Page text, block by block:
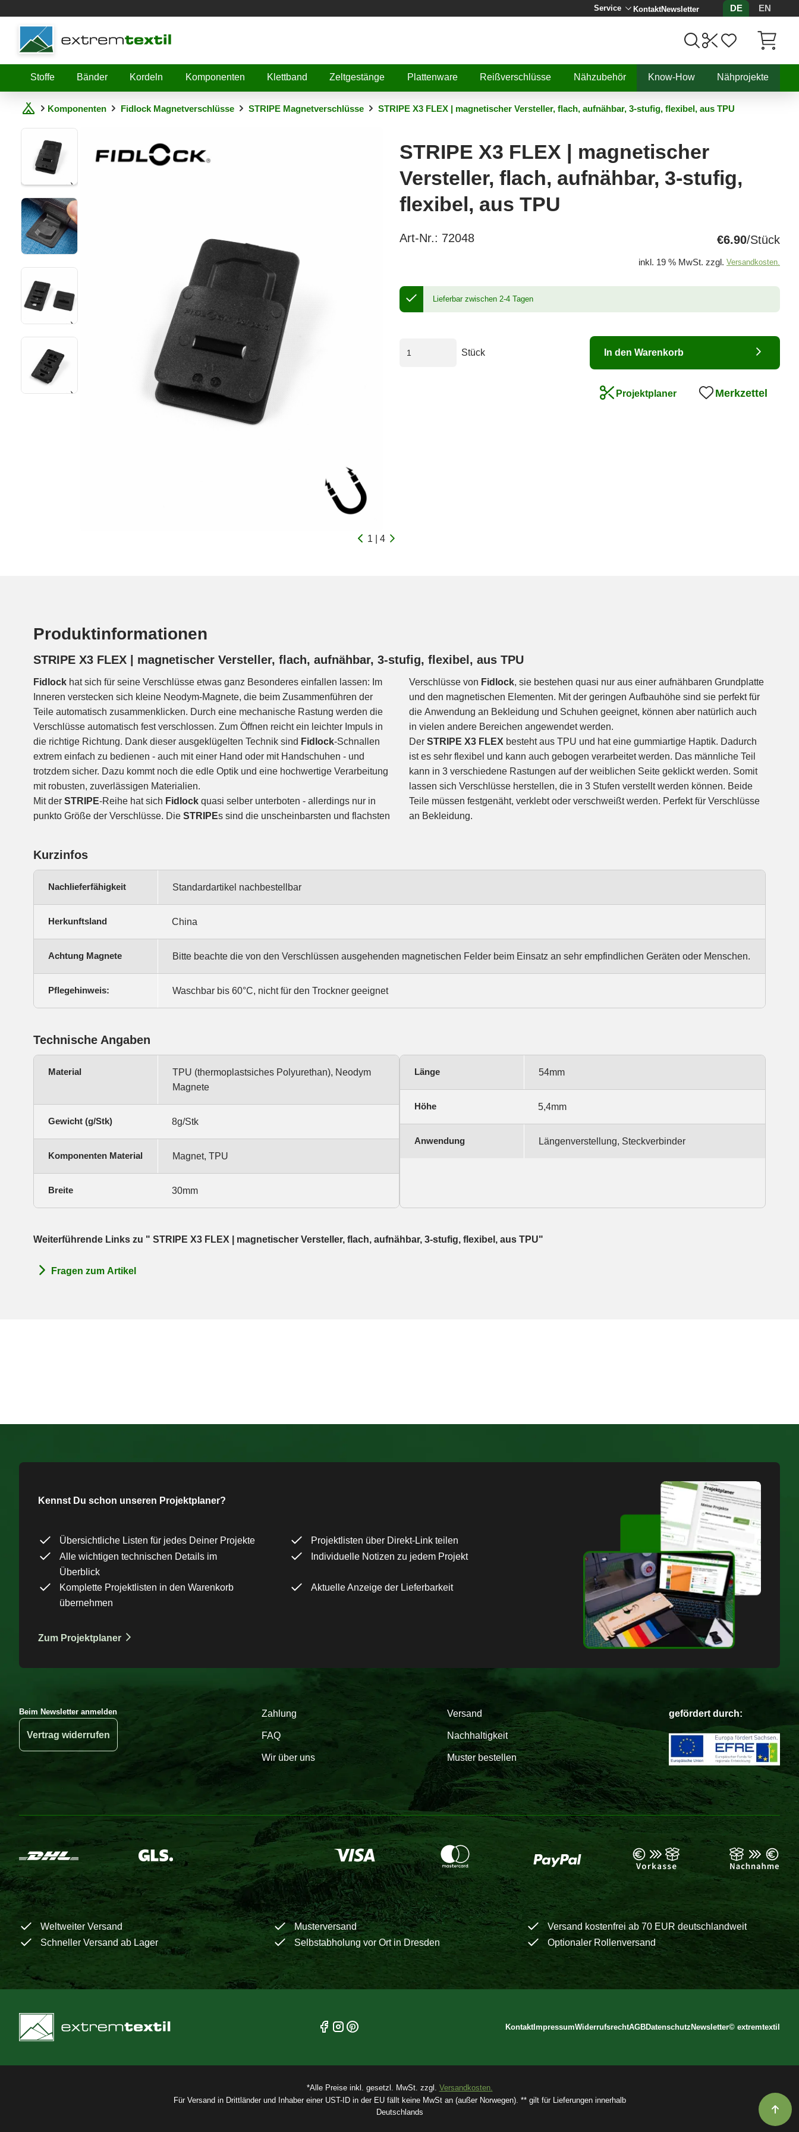
Service KontaktNewsletter DE
EN
Shopware
Stoffe
Bänder Kordeln Komponenten Klettband Zeltgestänge Plattenware Reißverschlüsse Nähzubehör Know-How Nähprojekte
Komponenten Fidlock Magnetverschlüsse STRIPE Magnetverschlüsse STRIPE X3 FLEX | magnetischer Versteller, flach, aufnähbar, 3-stufig, flexibel, aus TPU
1 | 4
STRIPE X3 FLEX | magnetischer
Versteller, flach, aufnähbar, 3-stufig,
flexibel, aus TPU
Art-Nr.: 72048 €6.90/Stück
inkl. 19 % MwSt. zzgl. Versandkosten.
Lieferbar zwischen 2-4 Tagen
Stück In den Warenkorb
Projektplaner Merkzettel
Produktinformationen
STRIPE X3 FLEX | magnetischer Versteller, flach, aufnähbar, 3-stufig, flexibel, aus TPU
Fidlock hat sich für seine Verschlüsse etwas ganz Besonderes einfallen lassen: Im
Inneren verstecken sich kleine Neodym-Magnete, die beim Zusammenführen der
Teile automatisch zusammenklicken. Durch eine mechanische Rastung werden die
Verschlüsse automatisch fest verschlossen. Zum Öffnen reicht ein leichter Impuls in
die richtige Richtung. Dank dieser ausgeklügelten Technik sind Fidlock-Schnallen
extrem einfach zu bedienen - auch mit einer Hand oder mit Handschuhen - und
trotzdem sicher. Dazu kommt noch die edle Optik und eine hochwertige Verarbeitung
mit robusten, zuverlässigen Materialien.
Mit der STRIPE-Reihe hat sich Fidlock quasi selber unterboten - allerdings nur in
punkto Größe der Verschlüsse. Die STRIPEs sind die unscheinbarsten und flachsten
Verschlüsse von Fidlock, sie bestehen quasi nur aus einer aufnähbaren Grundplatte
und den magnetischen Elementen. Mit der geringen Aufbauhöhe sind sie perfekt für
die Anwendung an Bekleidung und Schuhen geeignet, können aber natürlich auch
in vielen andere Bereichen angewendet werden.
Der STRIPE X3 FLEX besteht aus TPU und hat eine gummiartige Haptik. Dadurch
ist es sehr flexibel und kann auch gebogen verarbeitet werden. Das männliche Teil
kann in 3 verschiedene Rastungen auf der weiblichen Seite geklickt werden. Somit
lassen sich Verschlüsse herstellen, die in 3 Stufen verstellt werden können. Beide
Teile müssen festgenäht, verklebt oder verschweißt werden. Perfekt für Verschlüsse
an Bekleidung.
Kurzinfos
Nachlieferfähigkeit Standardartikel nachbestellbar
Herkunftsland China
Achtung Magnete Bitte beachte die von den Verschlüssen ausgehenden magnetischen Felder beim Einsatz an sehr empfindlichen Geräten oder Menschen.
Pflegehinweis: Waschbar bis 60°C, nicht für den Trockner geeignet
Technische Angaben
Material
TPU (thermoplastsiches Polyurethan), Neodym
Magnete
Gewicht (g/Stk) 8g/Stk
Komponenten Material Magnet, TPU
Breite 30mm
Länge 54mm
Höhe 5,4mm
Anwendung Längenverstellung, Steckverbinder
Weiterführende Links zu " STRIPE X3 FLEX | magnetischer Versteller, flach, aufnähbar, 3-stufig, flexibel, aus TPU"
Fragen zum Artikel
Kennst Du schon unseren Projektplaner?
Übersichtliche Listen für jedes Deiner Projekte
Projektlisten über Direkt-Link teilen
Alle wichtigen technischen Details im
Überblick
Individuelle Notizen zu jedem Projekt
Komplette Projektlisten in den Warenkorb
übernehmen
Aktuelle Anzeige der Lieferbarkeit
Zum Projektplaner
Beim Newsletter anmelden
Vertrag widerrufen
Zahlung Versand
FAQ Nachhaltigkeit
Wir über uns Muster bestellen
gefördert durch:
Weltweiter Versand Musterversand
Versand kostenfrei ab 70 EUR deutschlandweit
Schneller Versand ab Lager
Selbstabholung vor Ort in Dresden Optionaler Rollenversand
KontaktImpressumWiderrufsrechtAGBDatenschutz Newsletter© extremtextil
*Alle Preise inkl. gesetzl. MwSt. zzgl. Versandkosten.
Für Versand in Drittländer und Inhaber einer UST-ID in der EU fällt keine MwSt an (außer Norwegen). ** gilt für Lieferungen innerhalb
Deutschlands